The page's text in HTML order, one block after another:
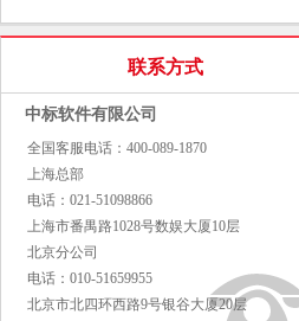
联系方式
中标软件有限公司
全国客服电话：400-089-1870
上海总部
电话：021-51098866
上海市番禺路1028号数娱大厦10层
北京分公司
电话：010-51659955
北京市北四环西路9号银谷大厦20层